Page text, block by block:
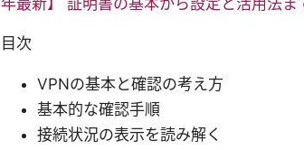
年最新】 証明書の基本から設定と活用法ま
目次
VPNの基本と確認の考え方
基本的な確認手順
接続状況の表示を読み解く